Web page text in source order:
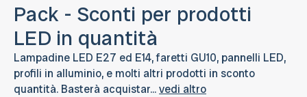
Pack - Sconti per prodotti
LED in quantità
Lampadine LED E27 ed E14, faretti GU10, pannelli LED,
profili in alluminio, e molti altri prodotti in sconto
quantità. Basterà acquistar...vedi altro